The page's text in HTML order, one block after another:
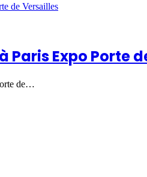
Paris Expo Porte
de…